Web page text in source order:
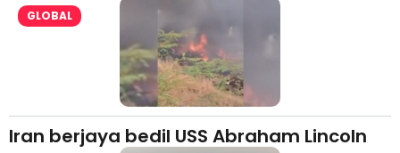
GLOBAL
Iran berjaya bedil USS Abraham Lincoln